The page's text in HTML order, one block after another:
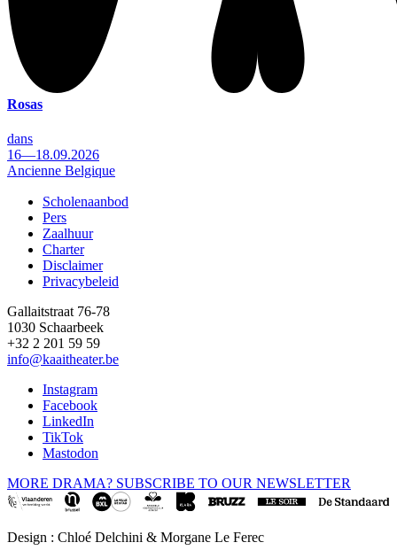
Rosas
dans
16—18.09.2026
Ancienne Belgique
Footer
Scholenaanbod
Pers
Zaalhuur
Charter
Disclaimer
Privacybeleid
Gallaitstraat 76-78
1030 Schaarbeek
+32 2 201 59 59
info@kaaitheater.be
Instagram
Facebook
LinkedIn
TikTok
Mastodon
MORE DRAMA? SUBSCRIBE TO OUR NEWSLETTER
Design : Chloé Delchini & Morgane Le Ferec